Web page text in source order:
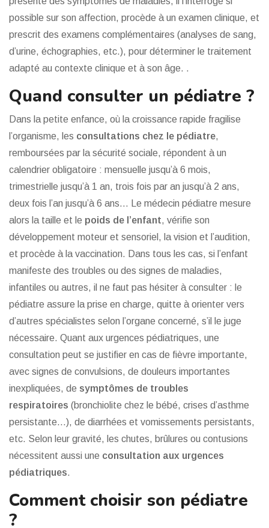
possible sur son affection, procède à un examen clinique, et
prescrit des examens complémentaires (analyses de sang,
d’urine, échographies, etc.), pour déterminer le traitement
adapté au contexte clinique et à son âge. .
Quand consulter un pédiatre ?
Dans la petite enfance, où la croissance rapide fragilise
l’organisme, les consultations chez le pédiatre,
remboursées par la sécurité sociale, répondent à un
calendrier obligatoire : mensuelle jusqu’à 6 mois,
trimestrielle jusqu’à 1 an, trois fois par an jusqu’à 2 ans,
deux fois l’an jusqu’à 6 ans… Le médecin pédiatre mesure
alors la taille et le poids de l’enfant, vérifie son
développement moteur et sensoriel, la vision et l’audition,
et procède à la vaccination. Dans tous les cas, si l’enfant
manifeste des troubles ou des signes de maladies,
infantiles ou autres, il ne faut pas hésiter à consulter : le
pédiatre assure la prise en charge, quitte à orienter vers
d’autres spécialistes selon l’organe concerné, s’il le juge
nécessaire. Quant aux urgences pédiatriques, une
consultation peut se justifier en cas de fièvre importante,
avec signes de convulsions, de douleurs importantes
inexpliquées, de symptômes de troubles
respiratoires (bronchiolite chez le bébé, crises d’asthme
persistante…), de diarrhées et vomissements persistants,
etc. Selon leur gravité, les chutes, brûlures ou contusions
nécessitent aussi une consultation aux urgences
pédiatriques.
Comment choisir son pédiatre
?